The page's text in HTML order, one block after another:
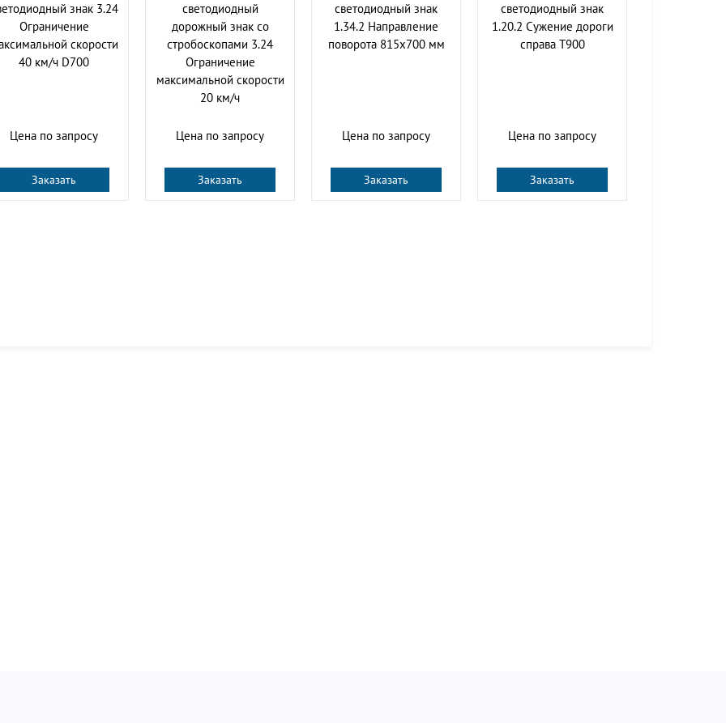
знак 3.24
Ограничение
скорости
40 км/ч D700
Цена по запросу
Заказать
cветодиодный
дорожный знак со
стробоскопами 3.24
Ограничение
максимальной скорости
20 км/ч
Цена по запросу
Заказать
светодиодный знак
1.34.2 Направление
поворота 815x700 мм
Цена по запросу
Заказать
светодиодный знак
1.20.2 Сужение дороги
справа Т900
Цена по запросу
Заказать